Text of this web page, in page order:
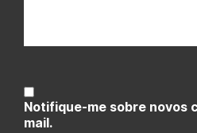
Notifique-me sobre novos
mail.